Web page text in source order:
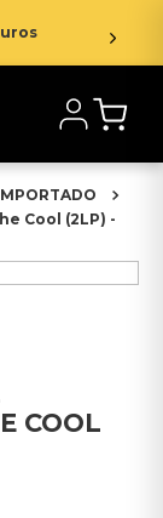
Cool (2LP) -
COOL